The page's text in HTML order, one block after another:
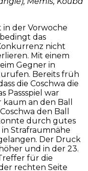
in der Vorwoche
das
nicht
Mit einem
Gegner in
Bereits früh
die Coschwa die
Passspiel war
an den Ball
den Ball
durch gutes
Strafraumnähe
Der Druck
und in der 23.
für die
rechten Seite